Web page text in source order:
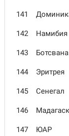
141
142 Намибия
143 Ботсвана
144 Эритрея
145 Сенегал
146
147 ЮАР